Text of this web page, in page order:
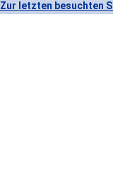
Zur letzten besuchten